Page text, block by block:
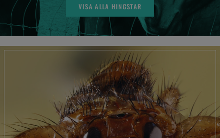
VISA ALLA HINGSTAR